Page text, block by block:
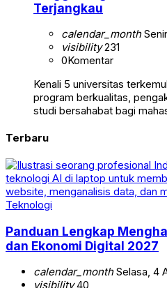
Terjangkau
calendar_month
visibility231
0Komentar
Kenali 5 universitas
program berkualitas,
studi bersahabat bagi
Terbaru
Teknologi
Panduan Lengkap
dan Ekonomi Digital 2027
calendar_monthSelasa, 4
visibility40